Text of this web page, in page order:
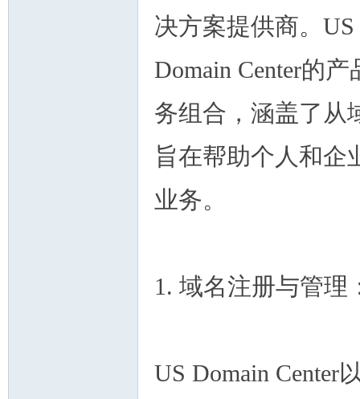
决方案提供商。US
Domain Center的产
务组合，涵盖了从
旨在帮助个人和企
业务。
1. 域名注册与管理
US Domain